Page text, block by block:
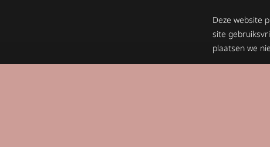
Deze website
site
plaatsen we